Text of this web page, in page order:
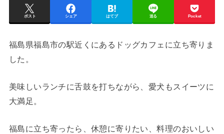
ポスト シェア はてブ 送る Pocket
福島県福島市の駅近くにあるドッグカフェに立ち寄りま
した。
美味しいランチに舌鼓を打ちながら、愛犬もスイーツに
大満足。
福島に立ち寄ったら、休憩に寄りたい、料理のおいしい